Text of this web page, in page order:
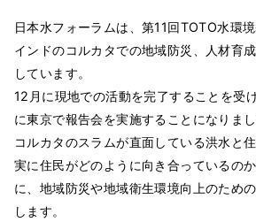
日本水フォーラムは、第11回TOTO水環境
インドのコルカタでの地域防災、人材育
しています。
12月に現地での活動を完了することを受
に東京で報告会を実施することになりまし
コルカタのスラムが直面している洪水と
実に住民がどのように向き合っているの
に、地域防災や地域衛生環境向上のため
します。